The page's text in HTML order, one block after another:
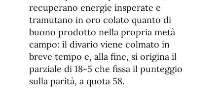
recuperano energie insperate e
tramutano in oro colato quanto di
buono prodotto nella propria metà
campo: il divario viene colmato in
breve tempo e, alla fine, si origina il
parziale di 18-5 che fissa il punteggio
sulla parità, a quota 58.